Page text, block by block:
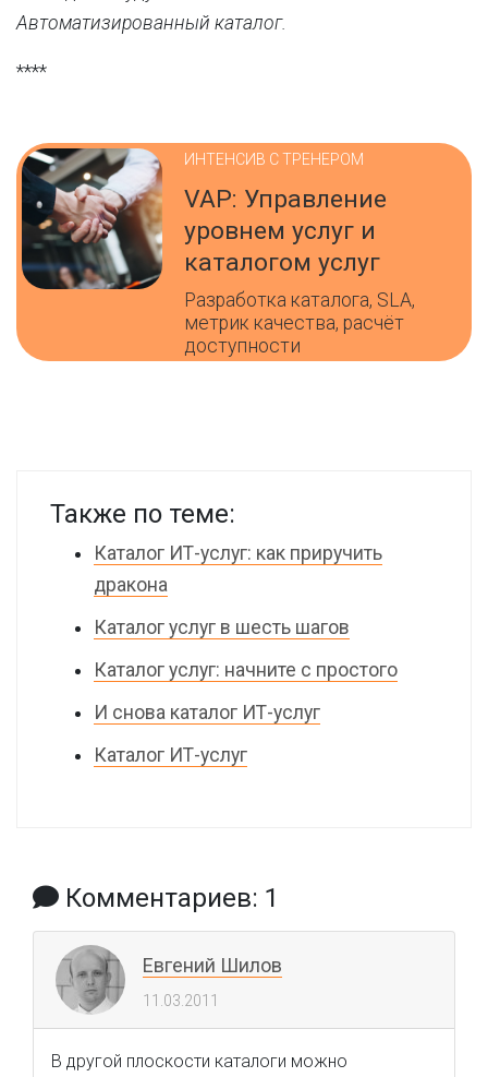
Автоматизированный каталог.
****
ИНТЕНСИВ С ТРЕНЕРОМ
VAP: Управление
уровнем услуг и
каталогом услуг
Разработка каталога, SLA,
метрик качества, расчёт
доступности
Также по теме:
Каталог ИТ-услуг: как приручить
дракона
Каталог услуг в шесть шагов
Каталог услуг: начните с простого
И снова каталог ИТ-услуг
Каталог ИТ-услуг
Комментариев: 1
Евгений Шилов
11.03.2011
В другой плоскости каталоги можно